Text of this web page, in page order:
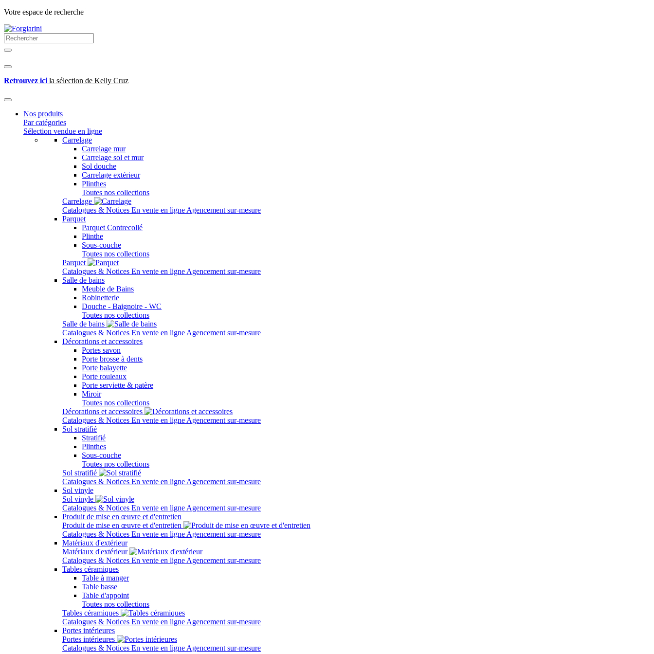
Votre espace de recherche
Retrouvez ici la sélection de Kelly Cruz
Nos produits
Par catégories
Sélection vendue en ligne
Carrelage
Carrelage mur
Carrelage sol et mur
Sol douche
Carrelage extérieur
Plinthes
Toutes nos collections
Carrelage
Catalogues & Notices En vente en ligne Agencement sur-mesure
Parquet
Parquet Contrecollé
Plinthe
Sous-couche
Toutes nos collections
Parquet
Catalogues & Notices En vente en ligne Agencement sur-mesure
Salle de bains
Meuble de Bains
Robinetterie
Douche - Baignoire - WC
Toutes nos collections
Salle de bains
Catalogues & Notices En vente en ligne Agencement sur-mesure
Décorations et accessoires
Portes savon
Porte brosse à dents
Porte balayette
Porte rouleaux
Porte serviette & patère
Miroir
Toutes nos collections
Décorations et accessoires
Catalogues & Notices En vente en ligne Agencement sur-mesure
Sol stratifié
Stratifié
Plinthes
Sous-couche
Toutes nos collections
Sol stratifié
Catalogues & Notices En vente en ligne Agencement sur-mesure
Sol vinyle
Sol vinyle
Catalogues & Notices En vente en ligne Agencement sur-mesure
Produit de mise en œuvre et d'entretien
Produit de mise en œuvre et d'entretien
Catalogues & Notices En vente en ligne Agencement sur-mesure
Matériaux d'extérieur
Matériaux d'extérieur
Catalogues & Notices En vente en ligne Agencement sur-mesure
Tables céramiques
Table à manger
Table basse
Table d'appoint
Toutes nos collections
Tables céramiques
Catalogues & Notices En vente en ligne Agencement sur-mesure
Portes intérieures
Portes intérieures
Catalogues & Notices En vente en ligne Agencement sur-mesure